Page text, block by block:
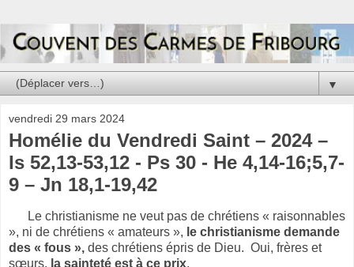
▼
vendredi 29 mars 2024
Homélie du Vendredi Saint – 2024 –
Is 52,13-53,12 - Ps 30 - He 4,14-16;5,7-
9 – Jn 18,1-19,42
Le christianisme ne veut pas de chrétiens « raisonnables
», ni de chrétiens « amateurs », le christianisme demande
des « fous », des chrétiens épris de Dieu. Oui, frères et
sœurs, la sainteté est à ce prix.